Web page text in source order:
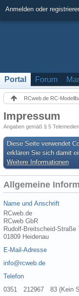
Anmelden oder
Portal Forum
RCweb.de RC-
Impressum
Angaben gemäß § 5
Diese Seite verwendet
erklären Sie sich damit
Weitere Informationen
Allgemeine
Name und Anschrift
RCweb.de
RCweb GbR
Rudolf-Breitscheid-Straße
01809 Heidenau
E-Mail-Adresse
info@rcweb.de
Telefon
0351 212967 83 (Kein